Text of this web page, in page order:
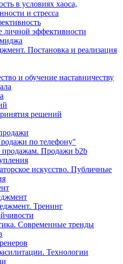
в условиях хаоса,
и стресса
эффективности
Постановка и реализация
и обучение наставничеству
решений
по телефону"
продажам. Продажи b2b
искусство. Публичные
Тренинг
Современные тренды
Технологии